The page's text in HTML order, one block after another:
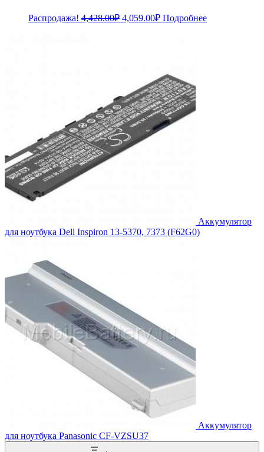
Распродажа! 4,428.00₽ Первоначальная
4,059.00₽Текущая
цена:
Подробнее
Аккумулятор
для ноутбука Dell Inspiron 13-5370, 7373 (F62G0)
Аккумулятор
для ноутбука Panasonic CF-VZSU37